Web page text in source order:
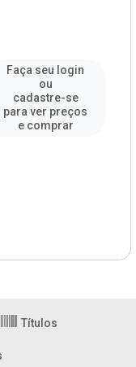
Faça seu login
ou
cadastre-se
para ver preços
e comprar
Títulos